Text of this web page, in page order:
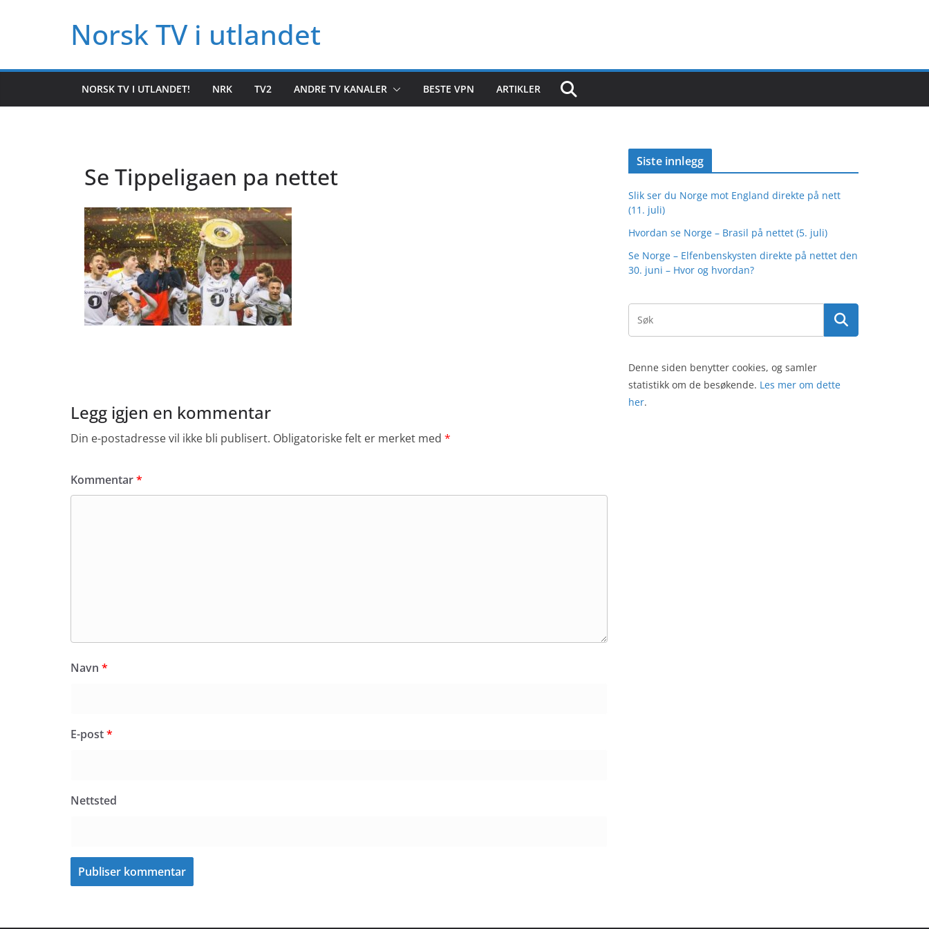
Norsk TV i utlandet
NORSK TV I UTLANDET! NRK TV2 ANDRE TV KANALER BESTE VPN ARTIKLER
Se Tippeligaen pa nettet
Legg igjen en kommentar
Din e-postadresse vil ikke bli publisert. Obligatoriske felt er merket med *
Kommentar*
Navn *
E-post*
Nettsted
Siste innlegg
Slik ser du Norge mot England direkte på nett
(11. juli)
Hvordan se Norge – Brasil på nettet (5. juli)
Se Norge – Elfenbenskysten direkte på nettet den
30. juni – Hvor og hvordan?
Denne siden benytter cookies, og samler
statistikk om de besøkende. Les mer om dette
her.